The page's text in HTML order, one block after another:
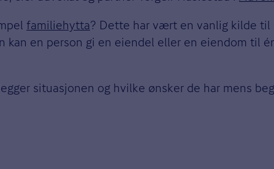
familiehytta? Dette har vært en vanlig kilde
kan en person gi en eiendel eller en eiendom til
situasjonen og hvilke ønsker de har mens